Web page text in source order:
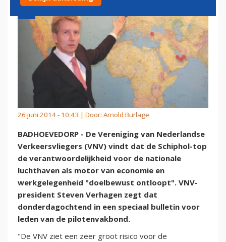
26 juni 2014 - 10:43 | Door: Arnold Burlage
BADHOEVEDORP - De Vereniging van Nederlandse
Verkeersvliegers (VNV) vindt dat de Schiphol-top
de verantwoordelijkheid voor de nationale
luchthaven als motor van economie en
werkgelegenheid "doelbewust ontloopt". VNV-
president Steven Verhagen zegt dat
donderdagochtend in een speciaal bulletin voor
leden van de pilotenvakbond.
"De VNV ziet een zeer groot risico voor de